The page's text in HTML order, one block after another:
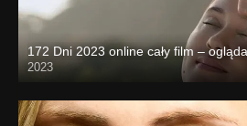
172 Dni 2023 online cały film –
2023